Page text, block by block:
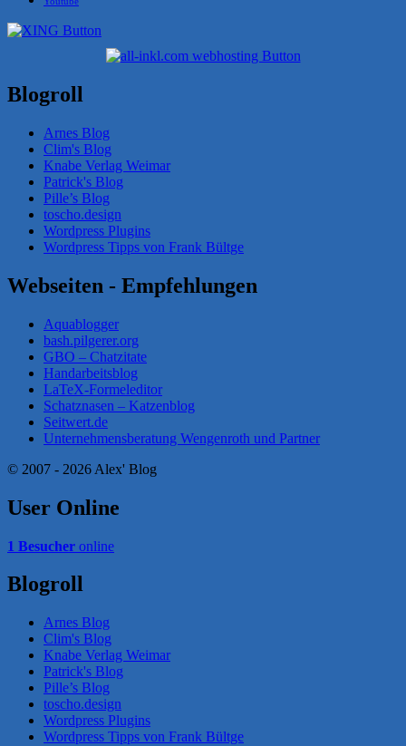
Blogroll
Arnes Blog
Clim's Blog
Knabe Verlag Weimar
Patrick's Blog
Pille’s Blog
toscho.design
Wordpress Plugins
Wordpress Tipps von Frank Bültge
Webseiten - Empfehlungen
Aquablogger
bash.pilgerer.org
GBO – Chatzitate
Handarbeitsblog
LaTeX-Formeleditor
Schatznasen – Katzenblog
Seitwert.de
Unternehmensberatung Wengenroth und Partner
© 2007 - 2026 Alex' Blog
User Online
1 Besucher online
Blogroll
Arnes Blog
Clim's Blog
Knabe Verlag Weimar
Patrick's Blog
Pille’s Blog
toscho.design
Wordpress Plugins
Wordpress Tipps von Frank Bültge